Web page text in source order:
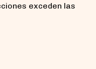
exceden las